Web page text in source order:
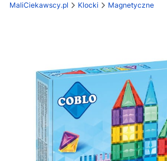
MaliCiekawscy.pl Klocki Magnetyczne